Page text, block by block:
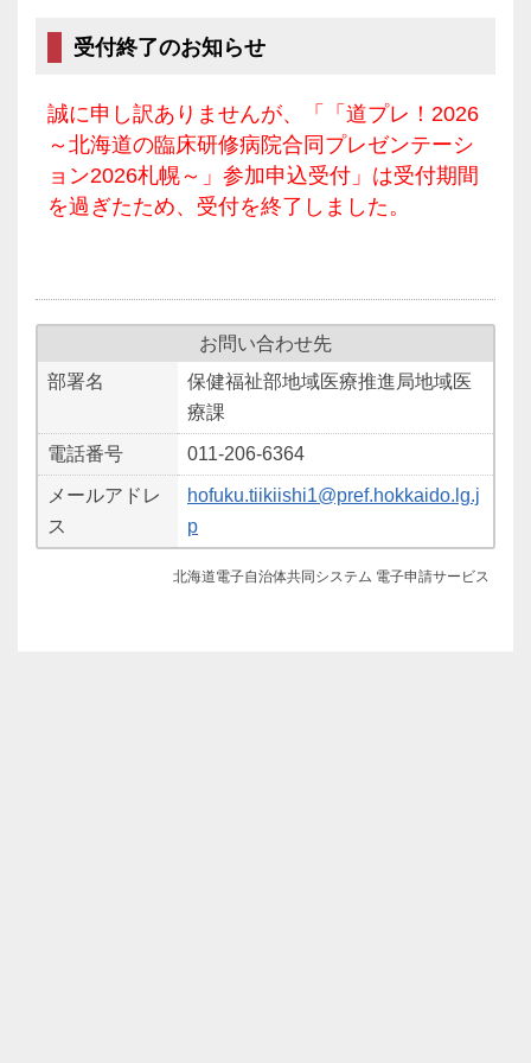
受付終了のお知らせ
誠に申し訳ありませんが、「「道プレ！2026
～北海道の臨床研修病院合同プレゼンテーシ
ョン2026札幌～」参加申込受付」は受付期間
を過ぎたため、受付を終了しました。
お問い合わせ先
部署名
保健福祉部地域医療推進局地域医
療課
電話番号 011-206-6364
メールアドレ
ス
hofuku.tiikiishi1@pref.hokkaido.lg.j
p
北海道電子自治体共同システム 電子申請サービス